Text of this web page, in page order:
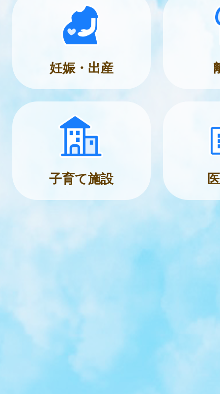
妊娠・出産
子育て施設